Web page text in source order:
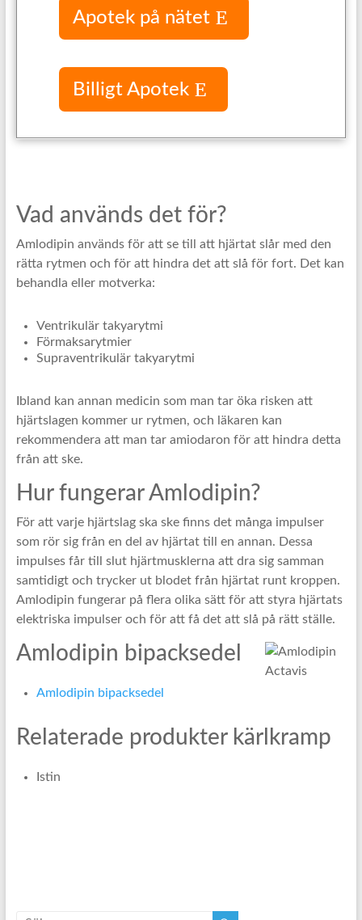
Apotek på nätet
Billigt Apotek
Vad används det för?
Amlodipin används för att se till att hjärtat slår med den
rätta rytmen och för att hindra det att slå för fort. Det kan
behandla eller motverka:
Ventrikulär takyarytmi
Förmaksarytmier
Supraventrikulär takyarytmi
Ibland kan annan medicin som man tar öka risken att
hjärtslagen kommer ur rytmen, och läkaren kan
rekommendera att man tar amiodaron för att hindra detta
från att ske.
Hur fungerar Amlodipin?
För att varje hjärtslag ska ske finns det många impulser
som rör sig från en del av hjärtat till en annan. Dessa
impulses får till slut hjärtmusklerna att dra sig samman
samtidigt och trycker ut blodet från hjärtat runt kroppen.
Amlodipin fungerar på flera olika sätt för att styra hjärtats
elektriska impulser och för att få det att slå på rätt ställe.
Amlodipin bipacksedel
Amlodipin bipacksedel
Relaterade produkter kärlkramp
Istin